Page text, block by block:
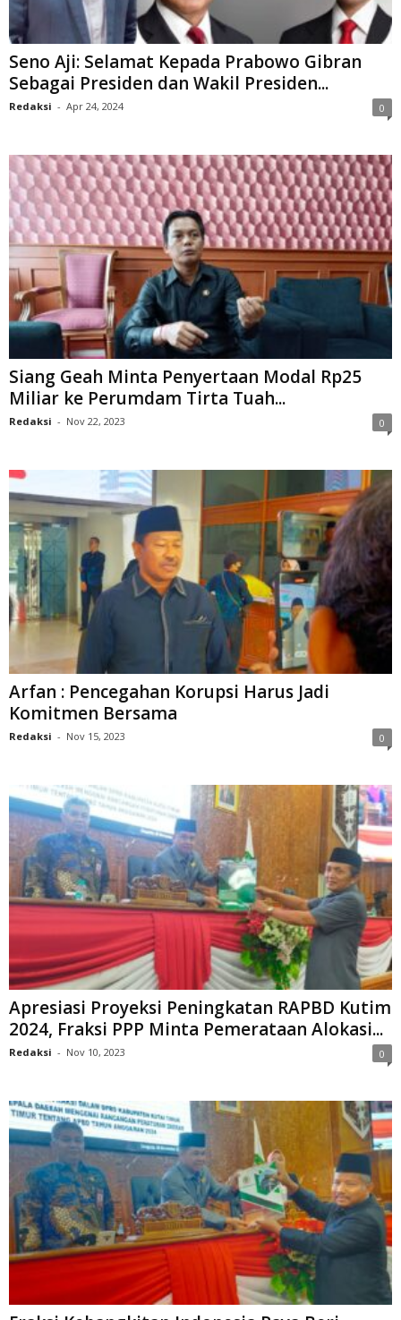
Seno Aji: Selamat Kepada Prabowo Gibran
Sebagai Presiden dan Wakil Presiden...
Redaksi - Apr 24, 2024 0
Siang Geah Minta Penyertaan Modal Rp25
Miliar ke Perumdam Tirta Tuah...
Redaksi - Nov 22, 2023 0
Arfan : Pencegahan Korupsi Harus Jadi
Komitmen Bersama
Redaksi - Nov 15, 2023 0
Apresiasi Proyeksi Peningkatan RAPBD Kutim
2024, Fraksi PPP Minta Pemerataan Alokasi...
Redaksi - Nov 10, 2023 0